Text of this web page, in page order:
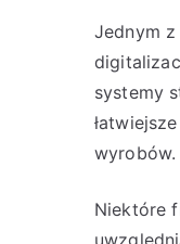
Jednym
systemy
wyrobów.
Niektóre